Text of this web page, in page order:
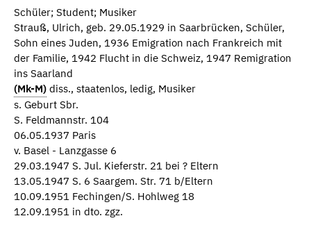
Schüler; Student; Musiker
Strauß, Ulrich, geb. 29.05.1929 in Saarbrücken, Schüler,
Sohn eines Juden, 1936 Emigration nach Frankreich mit
der Familie, 1942 Flucht in die Schweiz, 1947 Remigration
ins Saarland
(Mk-M) diss., staatenlos, ledig, Musiker
s. Geburt Sbr.
S. Feldmannstr. 104
06.05.1937 Paris
v. Basel - Lanzgasse 6
29.03.1947 S. Jul. Kieferstr. 21 bei ? Eltern
13.05.1947 S. 6 Saargem. Str. 71 b/Eltern
10.09.1951 Fechingen/S. Hohlweg 18
12.09.1951 in dto. zgz.